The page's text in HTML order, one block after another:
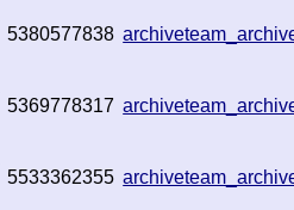
5380577838
5369778317
5533362355